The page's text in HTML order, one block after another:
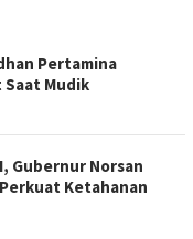
Pertamina
Saat Mudik
Gubernur Norsan
Ketahanan